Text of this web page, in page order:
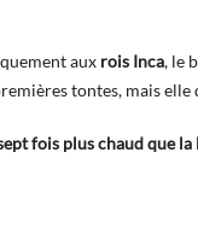
aux rois Inca, le
tontes, mais
fois plus chaud que la